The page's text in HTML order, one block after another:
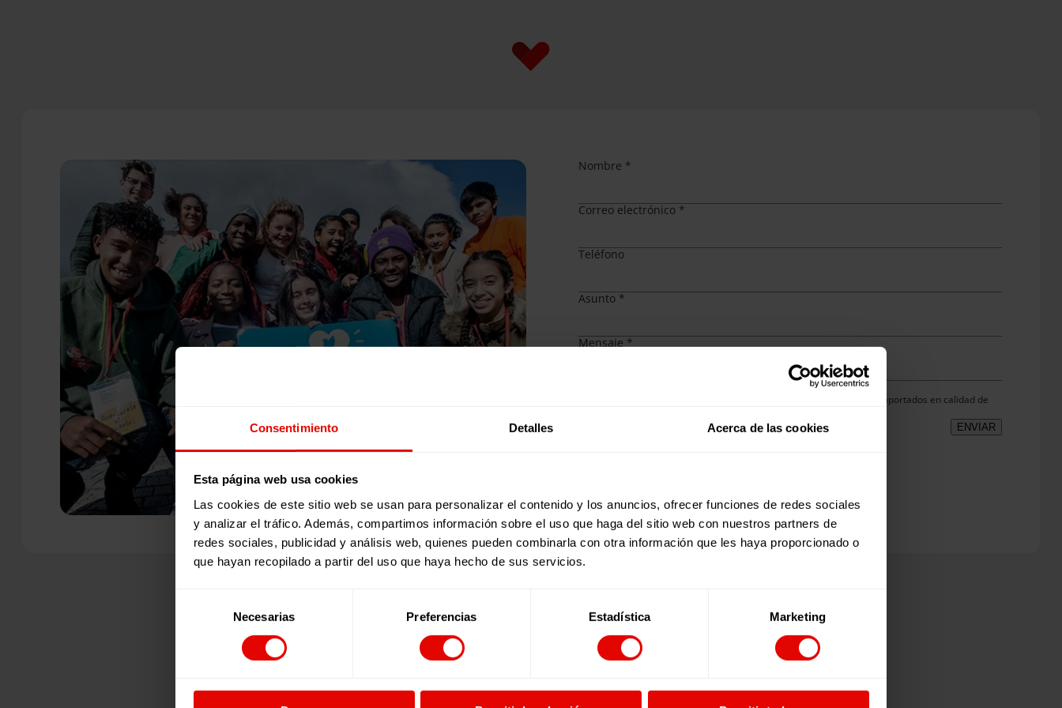
Consentimiento Detalles Acerca de las cookies
Esta página web usa cookies
Las cookies de este sitio web se usan para personalizar el contenido y los anuncios, ofrecer funciones de redes sociales
y analizar el tráfico. Además, compartimos información sobre el uso que haga del sitio web con nuestros partners de
redes sociales, publicidad y análisis web, quienes pueden combinarla con otra información que les haya proporcionado o
que hayan recopilado a partir del uso que haya hecho de sus servicios.
consentimiento
Necesarias Preferencias Estadística Marketing
Nombre *
Correo electrónico *
Teléfono
Asunto *
Mensaje *
Desde ENTRECULTURAS FE Y ALEGRÍA ESPAÑA trataremos los datos aportados en calidad de
ENVIAR
Contacto para prensa